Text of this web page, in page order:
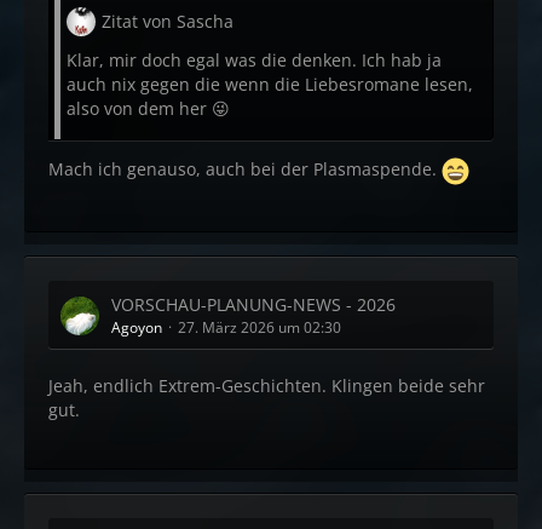
Zitat von Sascha
Klar, mir doch egal was die denken. Ich hab ja
auch nix gegen die wenn die Liebesromane lesen,
also von dem her 😜
Mach ich genauso, auch bei der Plasmaspende.
VORSCHAU-PLANUNG-NEWS - 2026
Agoyon 27. März 2026 um 02:30
Jeah, endlich Extrem-Geschichten. Klingen beide sehr
gut.